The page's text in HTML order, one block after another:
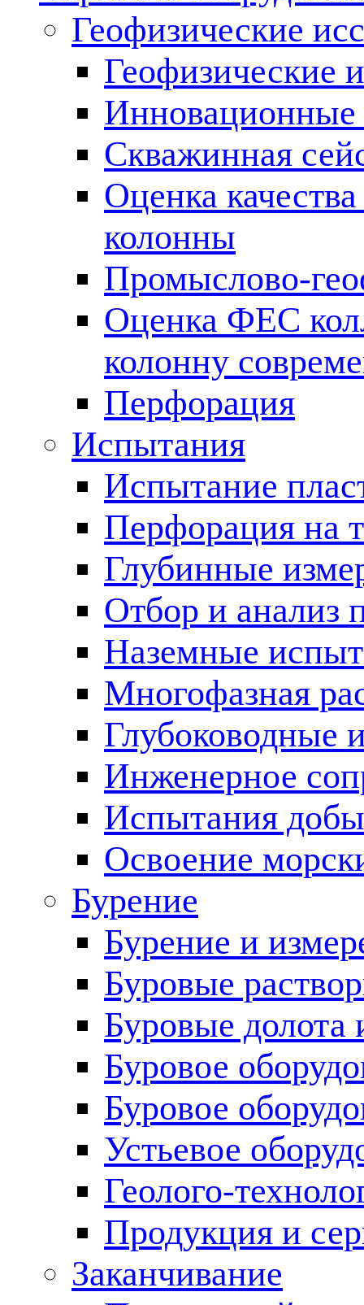
Геофизические
Геофизические
Инновационные
Скважинная
Оценка
колонны
Промыслово-
Оценка ФЕС
колонну
Перфорация
Испытания
Испытание
Перфорация на
Глубинные
Отбор и анализ
Наземные
Многофазная
Глубоководные
Инженерное
Испытания
Освоение
Бурение
Бурение и
Буровые
Буровые долота
Буровое
Буровое
Устьевое
Геолого-
Продукция и
Заканчивание